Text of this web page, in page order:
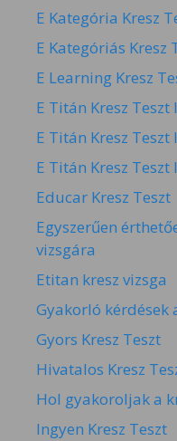
E Kategória Kresz
E Kategóriás Kresz
E Learning Kresz
E Titán Kresz
E Titán Kresz
E Titán Kresz
Educar Kresz Teszt
Egyszerűen
vizsgára
Etitan kresz vizsga
Gyakorló kérdések
Gyors Kresz Teszt
Hivatalos Kresz
Hol gyakoroljak a
Ingyen Kresz Teszt